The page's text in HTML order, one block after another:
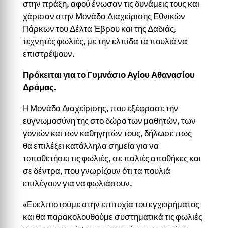
στην πράξη, αφού ένωσαν τις δυνάμεις τους και
χάρισαν στην Μονάδα Διαχείρισης Εθνικών
Πάρκων του Δέλτα Έβρου και της Δαδιάς,
τεχνητές φωλιές, με την ελπίδα τα πουλιά να
επιστρέψουν.
Πρόκειται για το Γυμνάσιο Αγίου Αθανασίου
Δράμας.
Η Μονάδα Διαχείρισης, που εξέφρασε την
ευγνωμοσύνη της στο δώρο των μαθητών, των
γονιών και των καθηγητών τους, δήλωσε πως
θα επιλέξει κατάλληλα σημεία για να
τοποθετήσει τις φωλιές, σε παλιές αποθήκες και
σε δέντρα, που γνωρίζουν ότι τα πουλιά
επιλέγουν για να φωλιάσουν.
«Ευελπιστούμε στην επιτυχία του εγχειρήματος
και θα παρακολουθούμε συστηματικά τις φωλιές